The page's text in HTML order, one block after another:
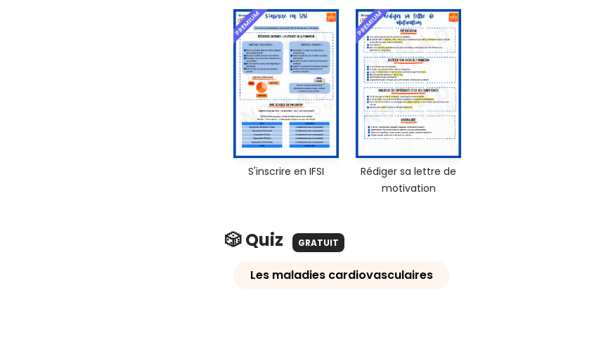
PREMIUM
S'inscrire en IFSI
PREMIUM
Rédiger sa lettre de
motivation
🎲 Quiz GRATUIT
Les maladies cardiovasculaires